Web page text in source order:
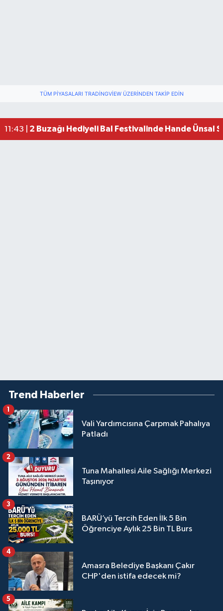
TÜM PIYASALARI TRADINGVIEW ÜZERINDEN TAKIP EDIN
11:43 | 2 Buzağı Hediyeli Bal Festivalinde Hande Ünsal
Trend Haberler
Vali Yardımcısına Çarpmak Pahalıya
Patladı
1
Tuna Mahallesi Aile Sağlığı Merkezi
Taşınıyor
2
BARÜ’yü Tercih Eden İlk 5 Bin
Öğrenciye Aylık 25 Bin TL Burs
3
Amasra Belediye Başkanı Çakır
CHP'den istifa edecek mi?
4
5